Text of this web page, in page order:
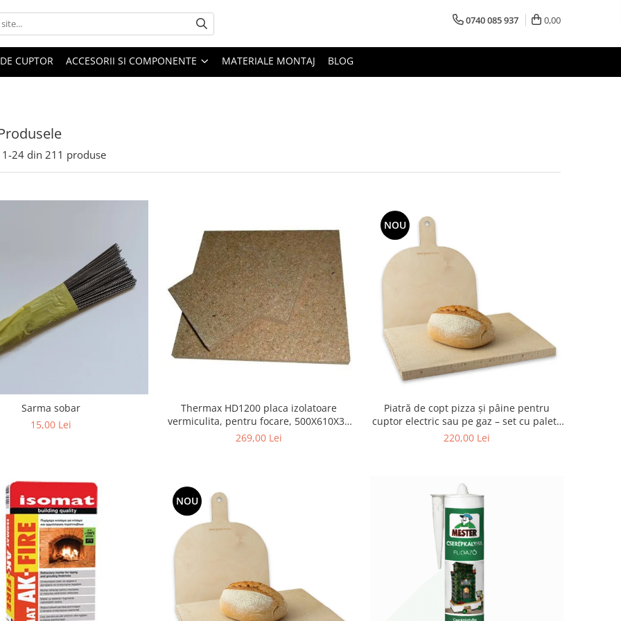
0740 085 937 0,00
CUPTOR ACCESORII SI COMPONENTE MATERIALE MONTAJ BLOG
1-24 din 211 produse
Sarma sobar
15,00 Lei
Thermax HD1200 placa izolatoare
vermiculita, pentru focare, 500X610X30
mm
269,00 Lei
NOU
Piatră de copt pizza și pâine pentru
cuptor electric sau pe gaz – set cu paletă
din lemn (40 × 30 × 2,5 cm)
220,00 Lei
NOU